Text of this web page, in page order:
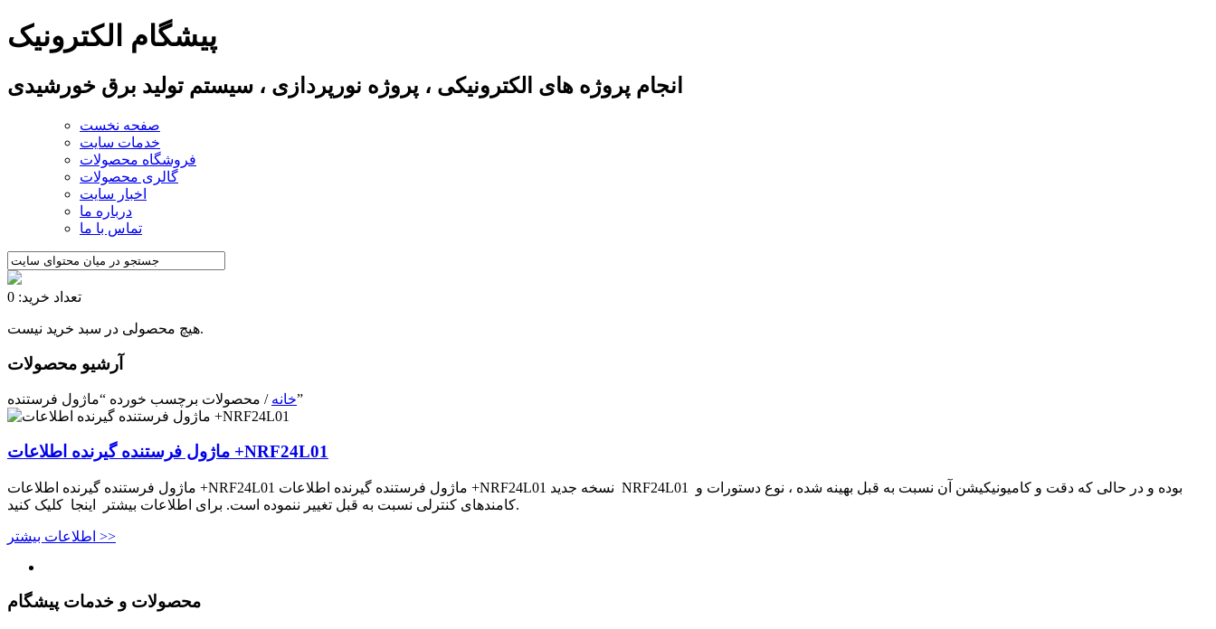
پیشگام الکترونیک
انجام پروژه های الکترونیکی ، پروژه نورپردازی ، سیستم تولید برق خورشیدی
صفحه نخست
خدمات سایت
فروشگاه محصولات
گالری محصولات
اخبار سایت
درباره ما
تماس با ما
تعداد خرید: 0
هیچ محصولی در سبد خرید نیست.
آرشیو محصولات
خانه/ محصولات برچسب خورده “ماژول فرستنده”
ماژول فرستنده گیرنده اطلاعات +NRF24L01
ماژول فرستنده گیرنده اطلاعات +NRF24L01 ماژول فرستنده گیرنده اطلاعات +NRF24L01 نسخه جدید NRF24L01 بوده و در حالی که دقت و کامیونیکیشن آن نسبت به قبل بهینه شده ، نوع دستورات و
کامندهای کنترلی نسبت به قبل تغییر ننموده است. برای اطلاعات بیشتر اینجا کلیک کنید.
اطلاعات بیشتر >>
محصولات و خدمات پیشگام